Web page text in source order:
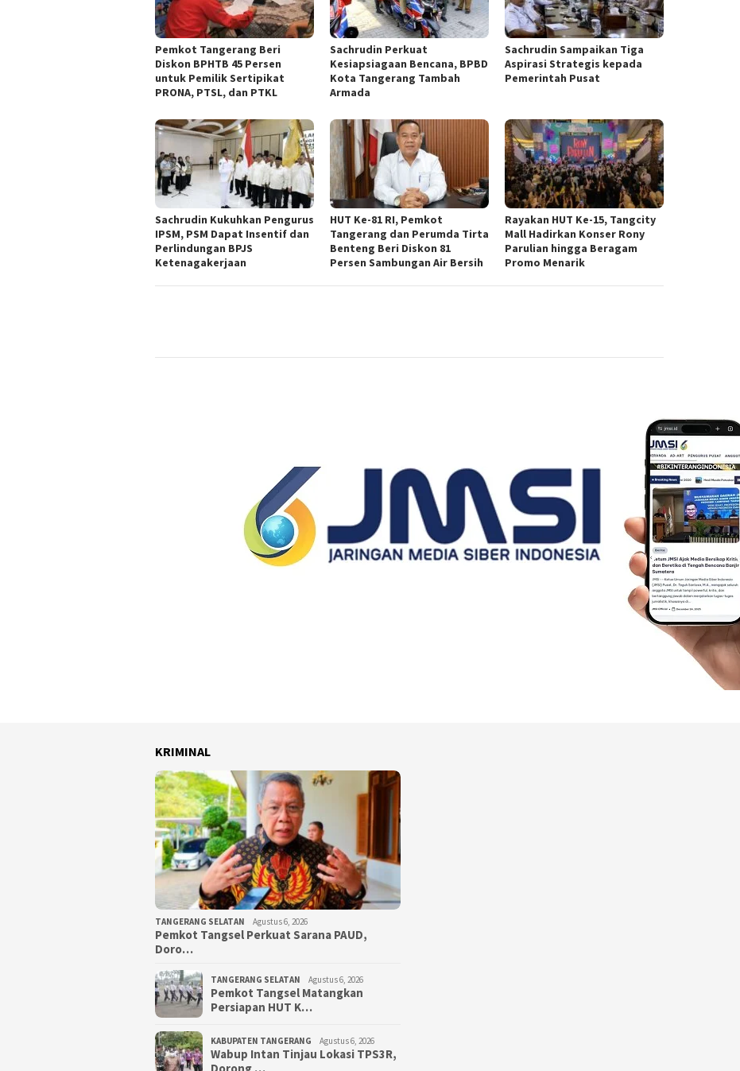
Pemkot Tangerang Beri
Diskon BPHTB 45 Persen
untuk Pemilik Sertipikat
PRONA, PTSL, dan PTKL
Sachrudin Perkuat
Kesiapsiagaan Bencana, BPBD
Kota Tangerang Tambah
Armada
Sachrudin Sampaikan Tiga
Aspirasi Strategis kepada
Pemerintah Pusat
Sachrudin Kukuhkan Pengurus
IPSM, PSM Dapat Insentif dan
Perlindungan BPJS
Ketenagakerjaan
HUT Ke-81 RI, Pemkot
Tangerang dan Perumda Tirta
Benteng Beri Diskon 81
Persen Sambungan Air Bersih
Rayakan HUT Ke-15, Tangcity
Mall Hadirkan Konser Rony
Parulian hingga Beragam
Promo Menarik
KRIMINAL
TANGERANG SELATAN Agustus 6, 2026
Pemkot Tangsel Perkuat Sarana PAUD,
Doro…
TANGERANG SELATAN Agustus 6, 2026
Pemkot Tangsel Matangkan
Persiapan HUT K…
KABUPATEN TANGERANG Agustus 6, 2026
Wabup Intan Tinjau Lokasi TPS3R,